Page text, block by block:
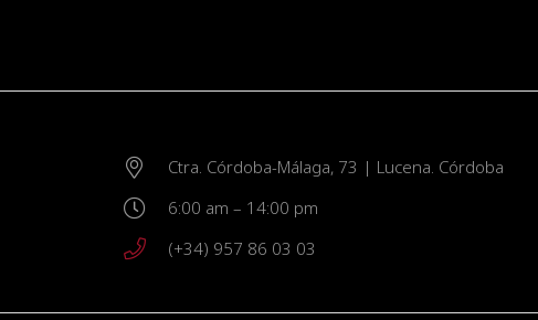
Ctra. Córdoba-Málaga, 73 | Lucena. Córdoba
6:00 am – 14:00 pm
(+34) 957 86 03 03